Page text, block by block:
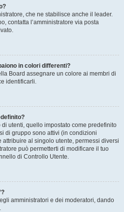
che ne stabilisce anche il leader.
contatta l’amministratore via posta
in colori differenti?
Board assegnare un colore ai membri di
identificarli.
utenti, quello impostato come predefinito
di gruppo sono attivi (in condizioni
attribuire al singolo utente, permessi diversi
può permetterti di modificare il tuo
di Controllo Utente.
amministratori e dei moderatori, dando